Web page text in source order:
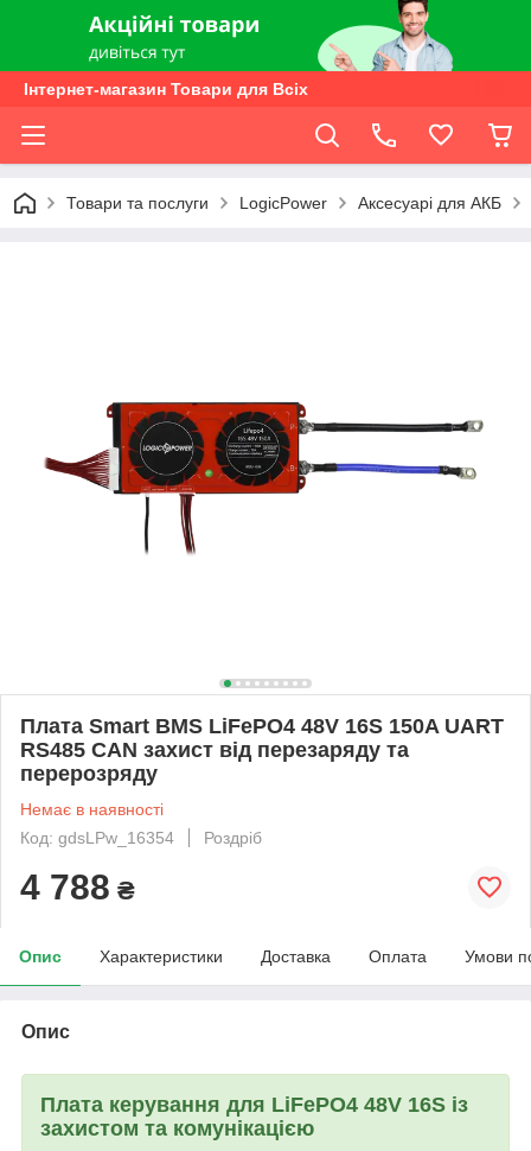
Інтернет-магазин Товари для Всіх
Товари та послуги LogicPower Аксесуарі для АКБ
Плата Smart BMS LiFePO4 48V 16S 150A UART
RS485 CAN захист від перезаряду та
перерозряду
Немає в наявності
Код: gdsLPw_16354
Роздріб
4 788 ₴
Опис Характеристики Доставка Оплата Умови
Опис
Плата керування для LiFePO4 48V 16S із
захистом та комунікацією